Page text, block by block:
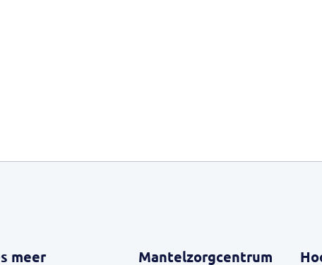
meer Mantelzorgcentrum